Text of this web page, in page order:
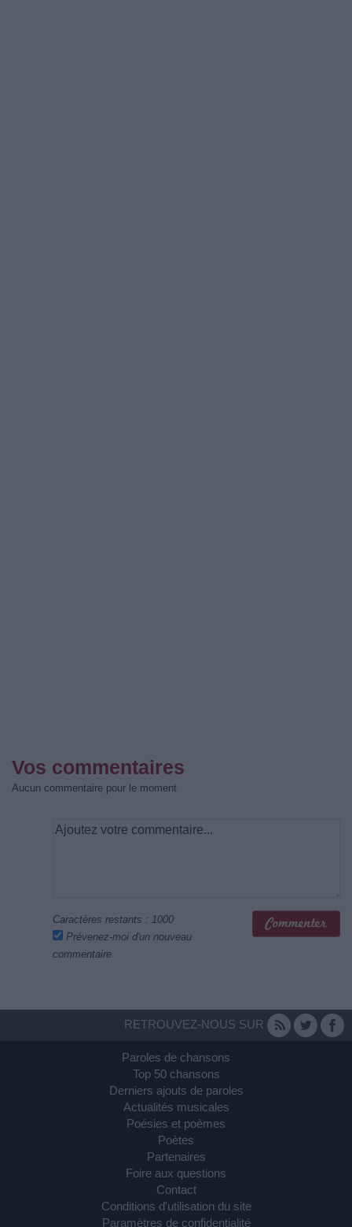
Vos commentaires
Aucun commentaire pour le moment
Caractères restants : 1000
Prévenez-moi d'un nouveau
commentaire
RETROUVEZ-NOUS SUR
Paroles de chansons
Top 50 chansons
Derniers ajouts de paroles
Actualités musicales
Poésies et poèmes
Poètes
Partenaires
Foire aux questions
Contact
Conditions d'utilisation du site
Paramètres de confidentialité